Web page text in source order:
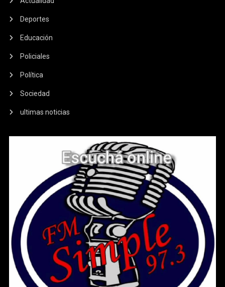
Deportes
Educación
Policiales
Política
Sociedad
ultimas noticias